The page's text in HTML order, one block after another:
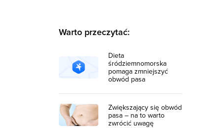
Warto przeczytać:
Dieta
śródziemnomorska
pomaga zmniejszyć
obwód pasa
Zwiększający się obwód
pasa – na to warto
zwrócić uwagę